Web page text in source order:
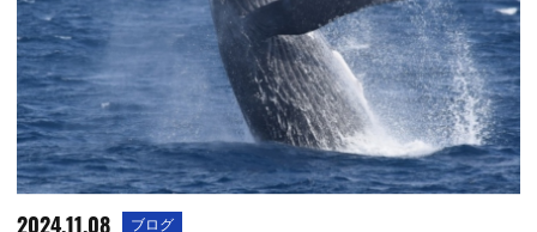
2024.11.08 ブログ